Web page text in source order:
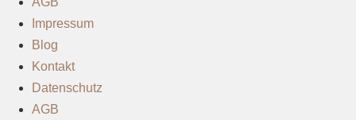
Impressum
Blog
Kontakt
Datenschutz
AGB